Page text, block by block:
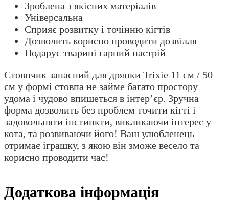
Зроблена з якісних матеріалів
Універсальна
Сприяє розвитку і точінню кігтів
Дозволить корисно проводити дозвілля
Подарує тварині гарний настрій
Стовпчик запасний для дряпки Trixie 11 см / 50
см у формі стовпа не займе багато простору
удома і чудово впишеться в інтер’єр. Зручна
форма дозволить без проблем точити кігті і
задовольняти інстинкти, викликаючи інтерес у
кота, та розвиваючи його! Ваш улюбленець
отримає іграшку, з якою він зможе весело та
корисно проводити час!
Додаткова інформація